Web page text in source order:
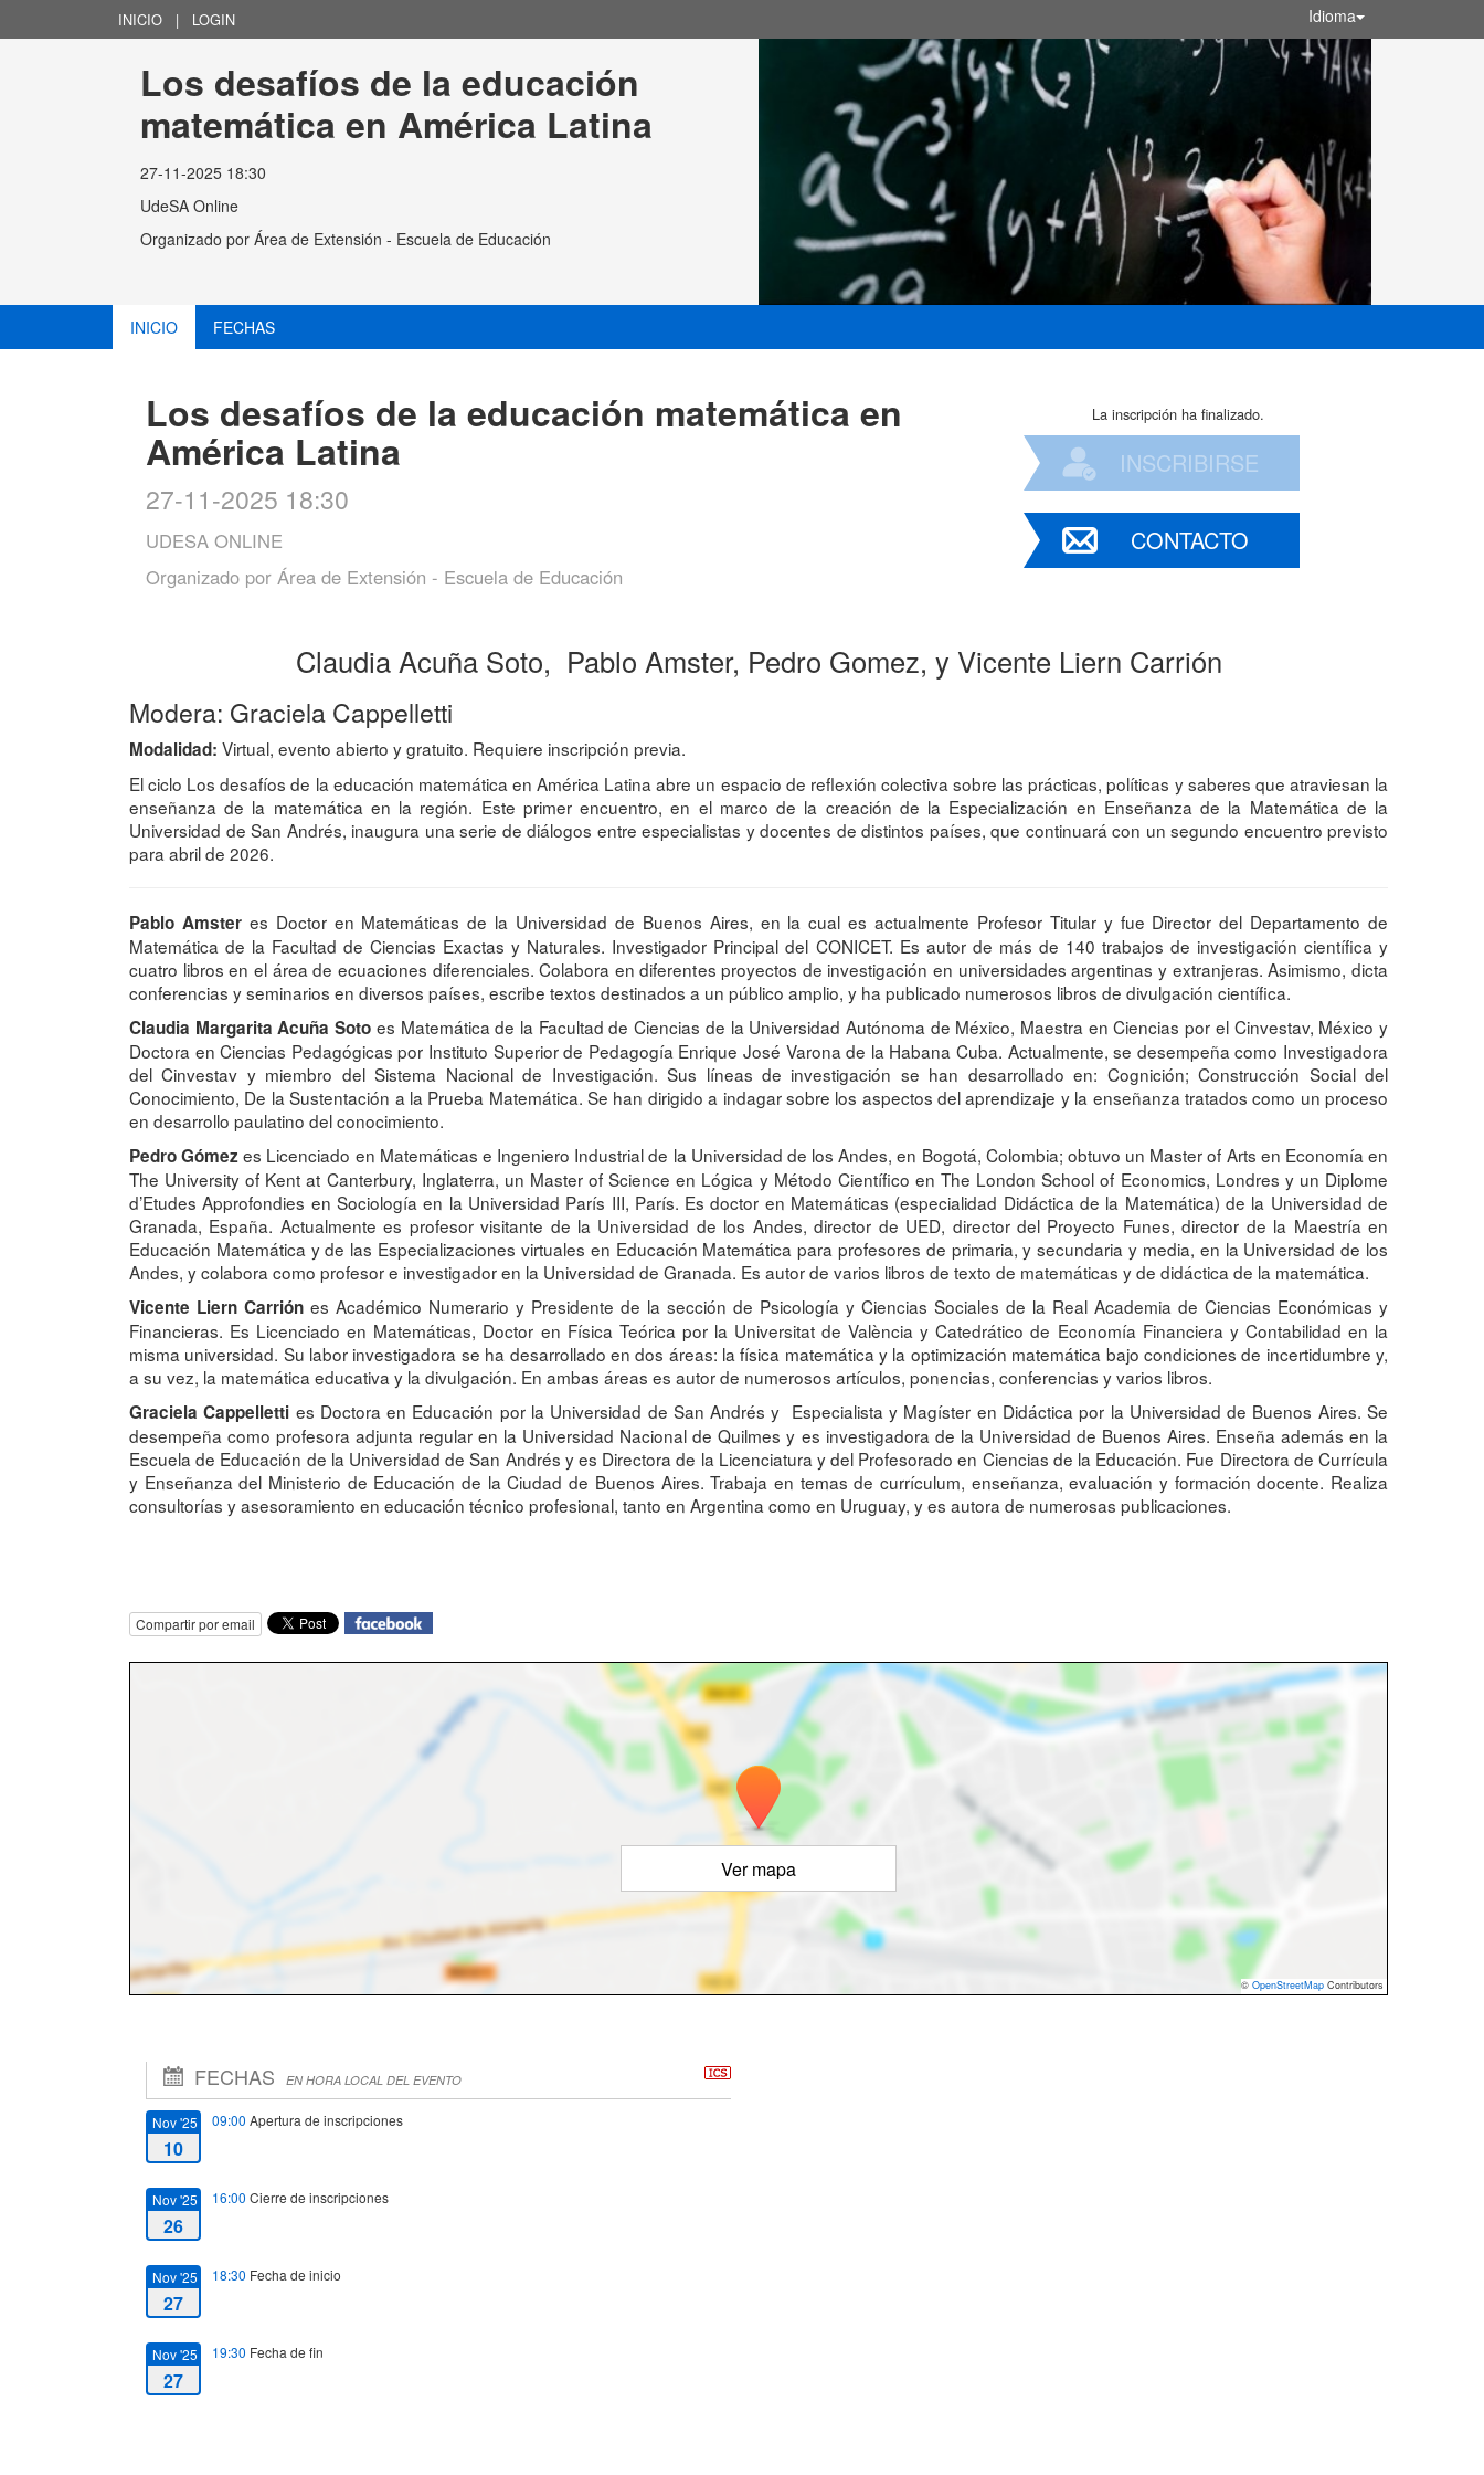
INICIO | LOGIN Idioma
Los desafíos de la educación
matemática en América Latina
27-11-2025 18:30
UdeSA Online
Organizado por Área de Extensión - Escuela de Educación
INICIO FECHAS
Los desafíos de la educación matemática en
América Latina
27-11-2025 18:30
UDESA ONLINE
Organizado por Área de Extensión - Escuela de Educación
La inscripción ha finalizado.
INSCRIBIRSE
CONTACTO
Claudia Acuña Soto, Pablo Amster, Pedro Gomez, y Vicente Liern Carrión
Modera: Graciela Cappelletti
Modalidad: Virtual, evento abierto y gratuito. Requiere inscripción previa.
El ciclo Los desafíos de la educación matemática en América Latina abre un espacio de reflexión colectiva sobre las prácticas, políticas y saberes que atraviesan la
enseñanza de la matemática en la región. Este primer encuentro, en el marco de la creación de la Especialización en Enseñanza de la Matemática de la
Universidad de San Andrés, inaugura una serie de diálogos entre especialistas y docentes de distintos países, que continuará con un segundo encuentro previsto
para abril de 2026.
Pablo Amsteres Doctor en Matemáticas de la Universidad de Buenos Aires, en la cual es actualmente Profesor Titular y fue Director del Departamento de
Matemática de la Facultad de Ciencias Exactas y Naturales. Investigador Principal del CONICET. Es autor de más de 140 trabajos de investigación científica y
cuatro libros en el área de ecuaciones diferenciales. Colabora en diferentes proyectos de investigación en universidades argentinas y extranjeras. Asimismo, dicta
conferencias y seminarios en diversos países, escribe textos destinados a un público amplio, y ha publicado numerosos libros de divulgación científica.
Claudia Margarita Acuña Soto es Matemática de la Facultad de Ciencias de la Universidad Autónoma de México, Maestra en Ciencias por el Cinvestav, México y
Doctora en Ciencias Pedagógicas por Instituto Superior de Pedagogía Enrique José Varona de la Habana Cuba. Actualmente, se desempeña como Investigadora
del Cinvestav y miembro del Sistema Nacional de Investigación. Sus líneas de investigación se han desarrollado en: Cognición; Construcción Social del
Conocimiento, De la Sustentación a la Prueba Matemática. Se han dirigido a indagar sobre los aspectos del aprendizaje y la enseñanza tratados como un proceso
en desarrollo paulatino del conocimiento.
Pedro Gómezes Licenciado en Matemáticas e Ingeniero Industrial de la Universidad de los Andes, en Bogotá, Colombia; obtuvo un Master of Arts en Economía en
The University of Kent at Canterbury, Inglaterra, un Master of Science en Lógica y Método Científico en The London School of Economics, Londres y un Diplome
d’Etudes Approfondies en Sociología en la Universidad París III, París. Es doctor en Matemáticas (especialidad Didáctica de la Matemática) de la Universidad de
Granada, España. Actualmente es profesor visitante de la Universidad de los Andes, director de UED, director del Proyecto Funes, director de la Maestría en
Educación Matemática y de las Especializaciones virtuales en Educación Matemática para profesores de primaria, y secundaria y media, en la Universidad de los
Andes, y colabora como profesor e investigador en la Universidad de Granada. Es autor de varios libros de texto de matemáticas y de didáctica de la matemática.
Vicente Liern Carrión es Académico Numerario y Presidente de la sección de Psicología y Ciencias Sociales de la Real Academia de Ciencias Económicas y
Financieras. Es Licenciado en Matemáticas, Doctor en Física Teórica por la Universitat de València y Catedrático de Economía Financiera y Contabilidad en la
misma universidad. Su labor investigadora se ha desarrollado en dos áreas: la física matemática y la optimización matemática bajo condiciones de incertidumbre y,
a su vez, la matemática educativa y la divulgación. En ambas áreas es autor de numerosos artículos, ponencias, conferencias y varios libros.
Graciela Cappelletti es Doctora en Educación por la Universidad de San Andrés y Especialista y Magíster en Didáctica por la Universidad de Buenos Aires. Se
desempeña como profesora adjunta regular en la Universidad Nacional de Quilmes y es investigadora de la Universidad de Buenos Aires. Enseña además en la
Escuela de Educación de la Universidad de San Andrés y es Directora de la Licenciatura y del Profesorado en Ciencias de la Educación. Fue Directora de Currícula
y Enseñanza del Ministerio de Educación de la Ciudad de Buenos Aires. Trabaja en temas de currículum, enseñanza, evaluación y formación docente. Realiza
consultorías y asesoramiento en educación técnico profesional, tanto en Argentina como en Uruguay, y es autora de numerosas publicaciones.
Compartir por email
Ver mapa
© OpenStreetMap Contributors
FECHAS EN HORA LOCAL DEL EVENTO
Nov '25
10
09:00 Apertura de inscripciones
Nov '25
26
16:00 Cierre de inscripciones
Nov '25
27
18:30 Fecha de inicio
Nov '25
27
19:30 Fecha de fin